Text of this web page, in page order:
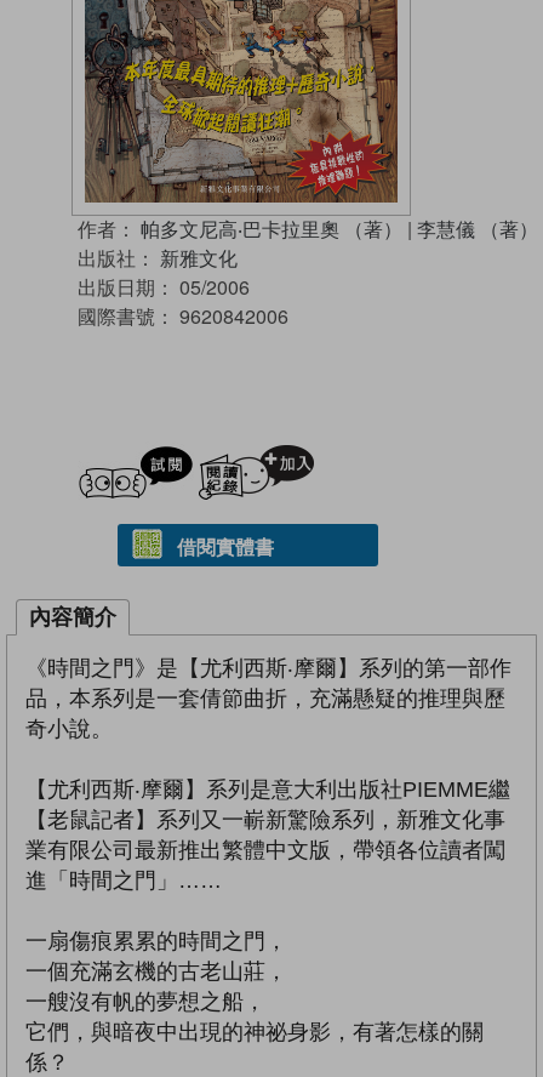
作者： 帕多文尼高‧巴卡拉里奧 （著） | 李慧儀 （著）
出版社： 新雅文化
出版日期： 05/2006
國際書號： 9620842006
試閲
借閱實體書
內容簡介
《時間之門》是【尤利西斯‧摩爾】系列的第一部作
品，本系列是一套倩節曲折，充滿懸疑的推理與歷
奇小說。
【尤利西斯‧摩爾】系列是意大利出版社PIEMME繼
【老鼠記者】系列又一嶄新驚險系列，新雅文化事
業有限公司最新推出繁體中文版，帶領各位讀者闖
進「時間之門」……
一扇傷痕累累的時間之門，
一個充滿玄機的古老山莊，
一艘沒有帆的夢想之船，
它們，與暗夜中出現的神祕身影，有著怎樣的關
係？